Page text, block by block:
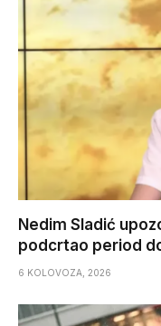
Nedim Sladić
podcrtao period
6 KOLOVOZA, 2026